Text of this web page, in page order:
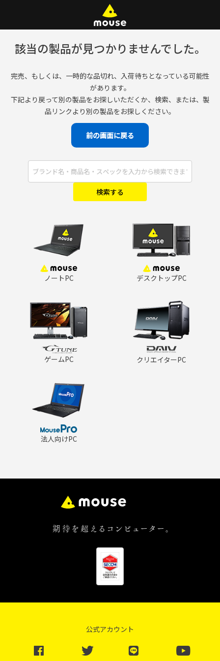
該当の製品が見つかりませんでした。
完売、もしくは、一時的な品切れ、入荷待ちとなっている可能性
があります。
下記より戻って別の製品をお探しいただくか、検索、または、製
品リンクより別の製品をお探しください。
前の画面に戻る
ノートPC デスクトップPC
ゲームPC クリエイターPC
法人向けPC
公式アカウント